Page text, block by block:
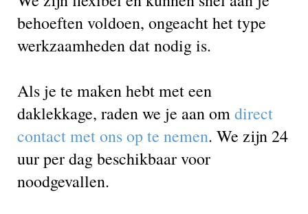
behoeften voldoen, ongeacht het type
werkzaamheden dat nodig is.
Als je te maken hebt met een
daklekkage, raden we je aan omdirect
contact met ons op te nemen. We zijn 24
uur per dag beschikbaar voor
noodgevallen.